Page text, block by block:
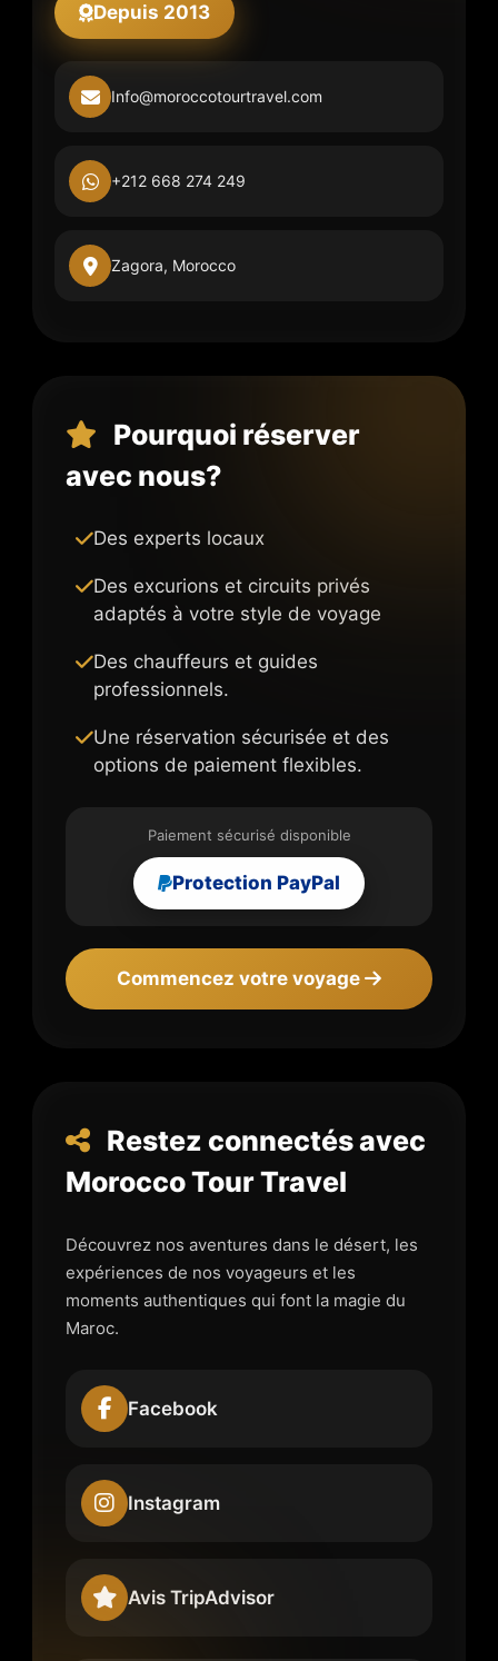
Depuis 2013
Info@moroccotourtravel.com
+212 668 274 249
Zagora, Morocco
Pourquoi réserver
avec nous?
Des experts locaux
Des excurions et circuits privés
adaptés à votre style de voyage
Des chauffeurs et guides
professionnels.
Une réservation sécurisée et des
options de paiement flexibles.
Paiement sécurisé disponible
Protection PayPal
Commencez votre voyage
Restez connectés avec
Morocco Tour Travel
Découvrez nos aventures dans le désert, les
expériences de nos voyageurs et les
moments authentiques qui font la magie du
Maroc.
Facebook
Instagram
Avis TripAdvisor